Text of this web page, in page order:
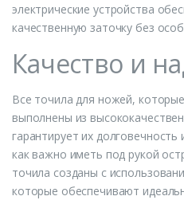
электрические устройства
качественную заточку без
Качество и
Все точила для ножей,
выполнены из
гарантирует их
как важно иметь под рукой
точила созданы с
которые обеспечивают